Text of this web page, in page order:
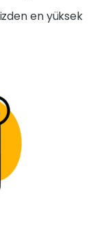
en yüksek